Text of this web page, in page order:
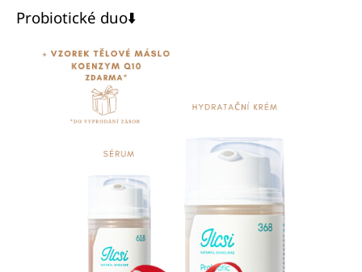
Probiotické duo⬇️